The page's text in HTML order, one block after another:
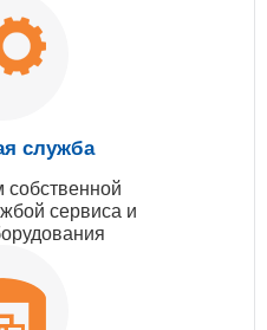
служба
сервиса и